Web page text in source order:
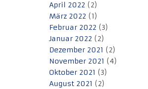
April 2022 (2)
März 2022 (1)
Februar 2022 (3)
Januar 2022 (2)
Dezember 2021 (2)
November 2021 (4)
Oktober 2021 (3)
August 2021 (2)